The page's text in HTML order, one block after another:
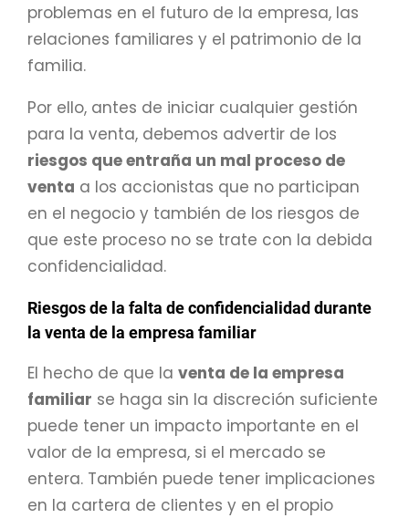
problemas en el futuro de la empresa, las
relaciones familiares y el patrimonio de la
familia.
Por ello, antes de iniciar cualquier gestión
para la venta, debemos advertir de los
riesgos que entraña un mal proceso de
venta a los accionistas que no participan
en el negocio y también de los riesgos de
que este proceso no se trate con la debida
confidencialidad.
Riesgos de la falta de confidencialidad durante
la venta de la empresa familiar
El hecho de que la venta de la empresa
familiar se haga sin la discreción suficiente
puede tener un impacto importante en el
valor de la empresa, si el mercado se
entera. También puede tener implicaciones
en la cartera de clientes y en el propio